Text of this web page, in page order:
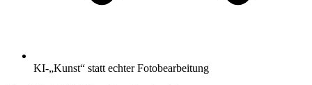
KI-„Kunst“ statt echter Fotobearbeitung